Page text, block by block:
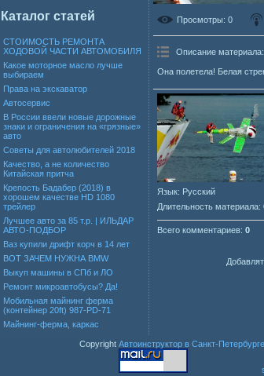
Каталог статей
СТОИМОСТЬ РЕМОНТА
ХОДОВОЙ ЧАСТИ АВТОМОБИЛЯ
Какое моторное масло лучше
выбираем
Права на экскаватор
Автосервис
В России ввели новые дорожные
знаки и ограничения на «грязные»
авто
Советы для автолюбителей 2018
Качество, а не количество
Китайская притча
Крепость Бадабер (2018) в
хорошем качестве HD 1080
трейлер
Лучшее авто за 85 т.р. | ИЛЬДАР
АВТО-ПОДБОР
Ваз купили дрифт корч в 14 лет
ВОТ ЗАЧЕМ НУЖНА BMW
Выкуп машины в СПб и ЛО
Ремонт микроавтобусы? Да!
Мобильная майнинг ферма
(контейнер 20ft) 987-PD-71
Майнинг-ферма, каркас
Просмотры: 0
Описание материала:
Она полетела! Белая
Язык: Русский
Длительность материала:
Всего комментариев: 0
Copyright Автоинструктор в Санкт-